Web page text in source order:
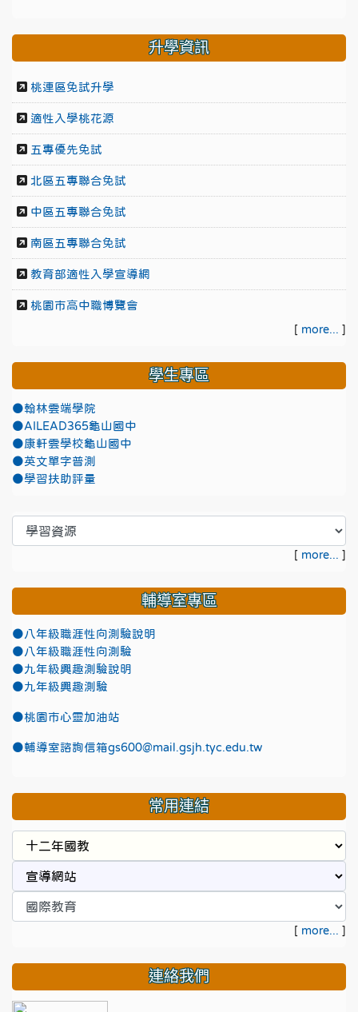
升學資訊
桃連區免試升學
適性入學桃花源
五專優先免試
北區五專聯合免試
中區五專聯合免試
南區五專聯合免試
教育部適性入學宣導網
桃園市高中職博覽會
[ more... ]
學生專區
●翰林雲端學院
●AILEAD365龜山國中
●康軒雲學校龜山國中
●英文單字普測
●學習扶助評量
[ more... ]
輔導室專區
●八年級職涯性向測驗說明
●八年級職涯性向測驗
●九年級興趣測驗說明
●九年級興趣測驗
●桃園市心靈加油站
●輔導室諮詢信箱gs600@mail.gsjh.tyc.edu.tw
常用連結
[ more... ]
連絡我們